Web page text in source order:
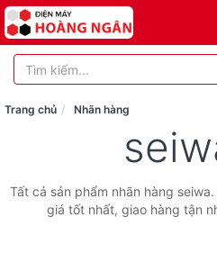
Trang chủ Nhãn hàng
Tất cả sản phẩm nhãn hàng
giá tốt nhất, giao hàng tận